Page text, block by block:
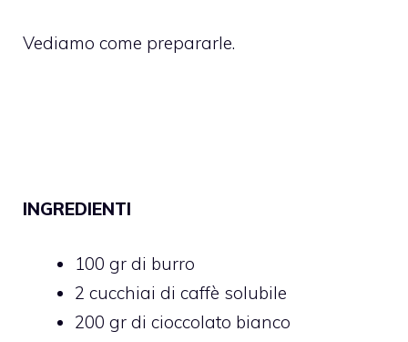
Vediamo come prepararle.
INGREDIENTI
100 gr di burro
2 cucchiai di caffè solubile
200 gr di cioccolato bianco